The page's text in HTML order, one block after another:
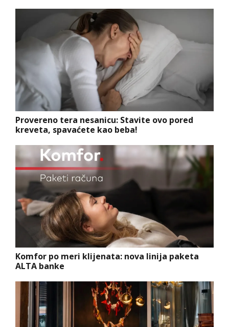
Provereno tera nesanicu: Stavite ovo pored
kreveta, spavaćete kao beba!
Komfor po meri klijenata: nova linija paketa
ALTA banke